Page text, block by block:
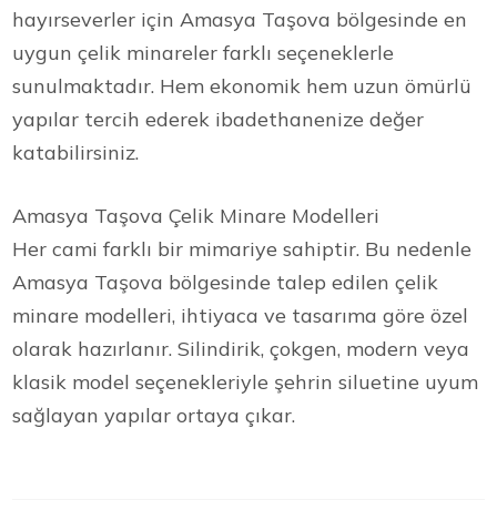
hayırseverler için Amasya Taşova bölgesinde en
uygun çelik minareler farklı seçeneklerle
sunulmaktadır. Hem ekonomik hem uzun ömürlü
yapılar tercih ederek ibadethanenize değer
katabilirsiniz.
Amasya Taşova Çelik Minare Modelleri
Her cami farklı bir mimariye sahiptir. Bu nedenle
Amasya Taşova bölgesinde talep edilen çelik
minare modelleri, ihtiyaca ve tasarıma göre özel
olarak hazırlanır. Silindirik, çokgen, modern veya
klasik model seçenekleriyle şehrin siluetine uyum
sağlayan yapılar ortaya çıkar.